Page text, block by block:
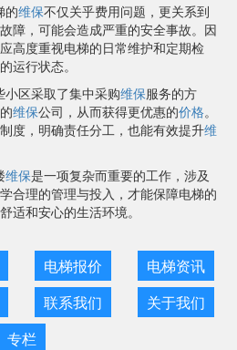
的维保不仅关乎费用问题，更关系到
障，可能会造成严重的安全事故。因
高度重视电梯的日常维护和定期检
运行状态。
小区采取了集中采购维保服务的方
维保公司，从而获得更优惠的价格。
制度，明确责任分工，也能有效提升维
维保是一项复杂而重要的工作，涉及
合理的管理与投入，才能保障电梯的
适和安心的生活环境。
电梯报价
电梯资讯
联系我们
关于我们
专栏